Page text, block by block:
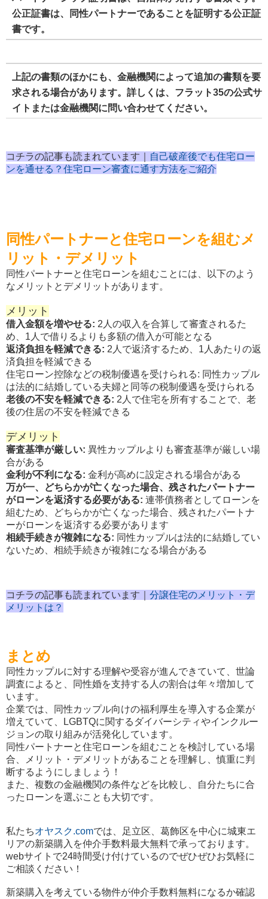
公正証書は、同性パートナーであることを証明する公正証
書です。
上記の書類のほかにも、金融機関によって追加の書類を要
求される場合があります。詳しくは、フラット35の公式サ
イトまたは金融機関に問い合わせてください。
コチラの記事も読まれています｜
自己破産後でも住宅ロー
ンを通せる？住宅ローン審査に通す方法をご紹介
同性パートナーと住宅ローンを組むメ
リット・デメリット
同性パートナーと住宅ローンを組むことには、以下のよう
なメリットとデメリットがあります。
メリット
借入金額を増やせる: 2人の収入を合算して審査されるた
め、1人で借りるよりも多額の借入が可能となる
返済負担を軽減できる: 2人で返済するため、1人あたりの返
済負担を軽減できる
住宅ローン控除などの税制優遇を受けられる: 同性カップル
は法的に結婚している夫婦と同等の税制優遇を受けられる
老後の不安を軽減できる: 2人で住宅を所有することで、老
後の住居の不安を軽減できる
デメリット
審査基準が厳しい: 異性カップルよりも審査基準が厳しい場
合がある
金利が不利になる: 金利が高めに設定される場合がある
万が一、どちらかが亡くなった場合、残されたパートナー
がローンを返済する必要がある: 連帯債務者としてローンを
組むため、どちらかが亡くなった場合、残されたパートナ
ーがローンを返済する必要があります
相続手続きが複雑になる: 同性カップルは法的に結婚してい
ないため、相続手続きが複雑になる場合がある
コチラの記事も読まれています｜ 分譲住宅のメリット・デ
メリットは？
まとめ
同性カップルに対する理解や受容が進んできていて、世論
調査によると、同性婚を支持する人の割合は年々増加して
います。
企業では、同性カップル向けの福利厚生を導入する企業が
増えていて、LGBTQに関するダイバーシティやインクルー
ジョンの取り組みが活発化しています。
同性パートナーと住宅ローンを組むことを検討している場
合、メリット・デメリットがあることを理解し、慎重に判
断するようにしましょう！
また、複数の金融機関の条件などを比較し、自分たちに合
ったローンを選ぶことも大切です。
私たちオヤスク.comでは、足立区、葛飾区を中心に城東エ
リアの新築購入を仲介手数料最大無料で承っております。
webサイトで24時間受け付けているのでぜひぜひお気軽に
ご相談ください！
新築購入を考えている物件が仲介手数料無料になるか確認